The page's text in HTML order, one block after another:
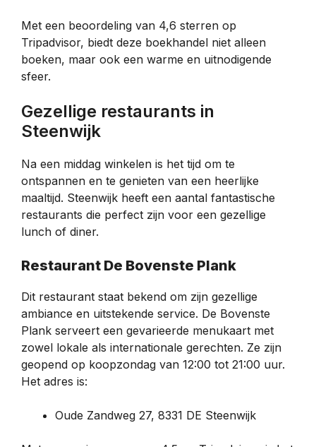
Met een beoordeling van 4,6 sterren op
Tripadvisor, biedt deze boekhandel niet alleen
boeken, maar ook een warme en uitnodigende
sfeer.
Gezellige restaurants in
Steenwijk
Na een middag winkelen is het tijd om te
ontspannen en te genieten van een heerlijke
maaltijd. Steenwijk heeft een aantal fantastische
restaurants die perfect zijn voor een gezellige
lunch of diner.
Restaurant De Bovenste Plank
Dit restaurant staat bekend om zijn gezellige
ambiance en uitstekende service. De Bovenste
Plank serveert een gevarieerde menukaart met
zowel lokale als internationale gerechten. Ze zijn
geopend op koopzondag van 12:00 tot 21:00 uur.
Het adres is:
Oude Zandweg 27, 8331 DE Steenwijk